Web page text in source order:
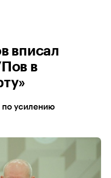
вписал
в
по усилению